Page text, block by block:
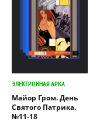
ЭЛЕКТРОННАЯ АРКА
Майор Гром. День
Святого Патрика.
№11-18